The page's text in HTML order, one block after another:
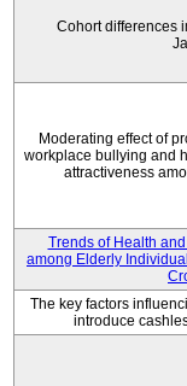
Cohort differences
Moderating effect of
workplace bullying and
attractiveness
Trends of Health
among Elderly
The key factors
introduce